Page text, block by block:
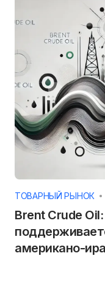
ТОВАРНЫЙ РЫНОК
Brent Crude
американо-